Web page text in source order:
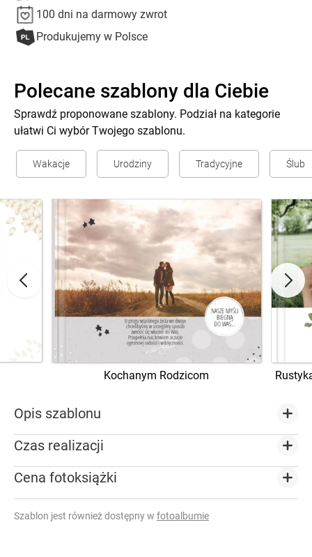
100 dni na darmowy zwrot
Produkujemy w Polsce
Polecane szablony dla Ciebie
Sprawdź proponowane szablony. Podział na kategorie
ułatwi Ci wybór Twojego szablonu.
Wakacje Urodziny Tradycyjne Ślub
Kochanym Rodzicom
Opis szablonu
Czas realizacji
Cena fotoksiążki
Szablon jest również dostępny w fotoalbumie